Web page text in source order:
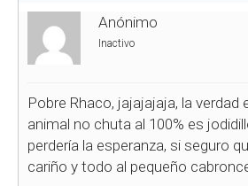
Anónimo
Inactivo
Pobre Rhaco, jajajajaja, la verdad
animal no chuta al 100% es
perdería la esperanza, si seguro
cariño y todo al pequeño